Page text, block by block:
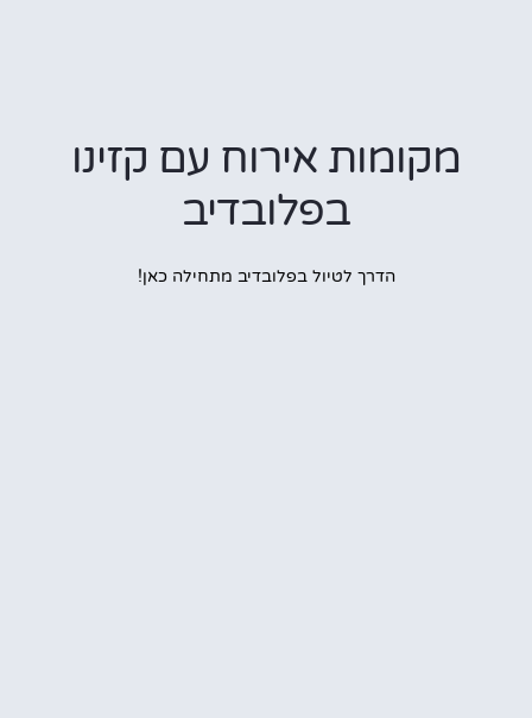
אירוח עם קזינו
בפלובדיב
הדרך לטיול בפלובדיב מתחילה כאן!